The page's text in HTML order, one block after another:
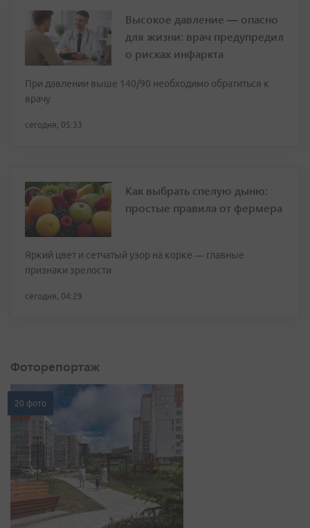
Высокое давление — опасно
для жизни: врач предупредил
о рисках инфаркта
При давлении выше 140/90 необходимо обратиться к
врачу
сегодня, 05:33
Как выбрать спелую дыню:
простые правила от фермера
Яркий цвет и сетчатый узор на корке — главные
признаки зрелости
сегодня, 04:29
Фоторепортаж
20 фото